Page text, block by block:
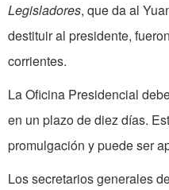
Legisladores, que da al
destituir al presidente,
corrientes.
La Oficina Presidencial
en un plazo de diez días.
promulgación y puede ser
Los secretarios generales